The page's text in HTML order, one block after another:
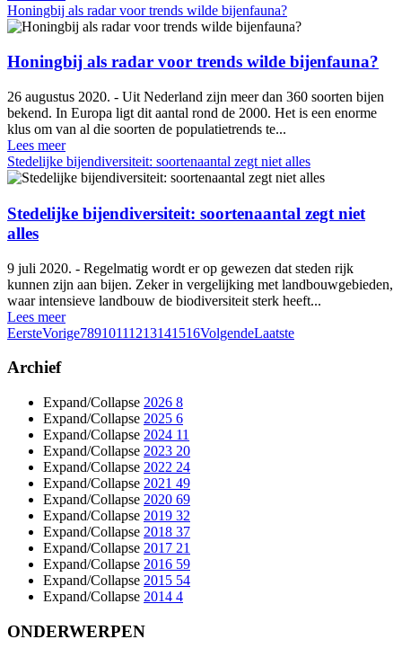
Honingbij als radar voor trends wilde bijenfauna?
Honingbij als radar voor trends wilde bijenfauna?
26 augustus 2020. - Uit Nederland zijn meer dan 360 soorten bijen
bekend. In Europa ligt dit aantal rond de 2000. Het is een enorme
klus om van al die soorten de populatietrends te...
Lees meer
Stedelijke bijendiversiteit: soortenaantal zegt niet alles
Stedelijke bijendiversiteit: soortenaantal zegt niet
alles
9 juli 2020. - Regelmatig wordt er op gewezen dat steden rijk
kunnen zijn aan bijen. Zeker in vergelijking met landbouwgebieden,
waar intensieve landbouw de biodiversiteit sterk heeft...
Lees meer
EersteVorige78910111213141516VolgendeLaatste
Archief
Expand/Collapse 2026 8
Expand/Collapse 2025 6
Expand/Collapse 2024 11
Expand/Collapse 2023 20
Expand/Collapse 2022 24
Expand/Collapse 2021 49
Expand/Collapse 2020 69
Expand/Collapse 2019 32
Expand/Collapse 2018 37
Expand/Collapse 2017 21
Expand/Collapse 2016 59
Expand/Collapse 2015 54
Expand/Collapse 2014 4
ONDERWERPEN